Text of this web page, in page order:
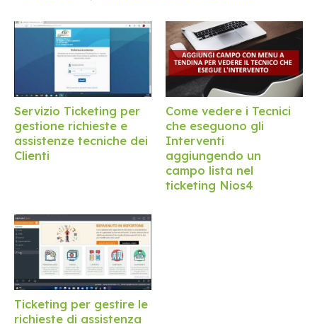
Servizio Ticketing per
gestione richieste e
assistenze tecniche dei
Clienti
Come vedere i Tecnici
che eseguono gli
Interventi
aggiungendo un
campo lista nel
ticketing Nios4
Ticketing per gestire le
richieste di assistenza